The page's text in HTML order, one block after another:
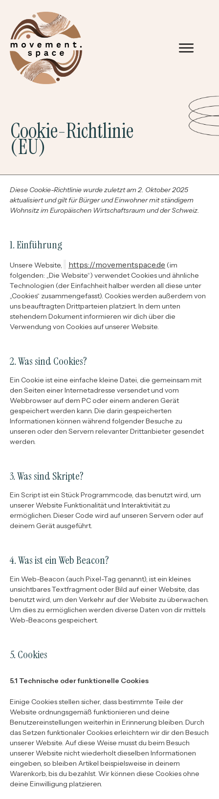
Cookie-Richtlinie
(EU)
Diese Cookie-Richtlinie wurde zuletzt am 2. Oktober 2025
aktualisiert und gilt für Bürger und Einwohner mit ständigem
Wohnsitz im Europäischen Wirtschaftsraum und der Schweiz.
1. Einführung
Unsere Website, https://movementspace.de (im
folgenden: „Die Website“) verwendet Cookies und ähnliche
Technologien (der Einfachheit halber werden all diese unter
„Cookies“ zusammengefasst). Cookies werden außerdem von
uns beauftragten Drittparteien platziert. In dem unten
stehendem Dokument informieren wir dich über die
Verwendung von Cookies auf unserer Website.
2. Was sind Cookies?
Ein Cookie ist eine einfache kleine Datei, die gemeinsam mit
den Seiten einer Internetadresse versendet und vom
Webbrowser auf dem PC oder einem anderen Gerät
gespeichert werden kann. Die darin gespeicherten
Informationen können während folgender Besuche zu
unseren oder den Servern relevanter Drittanbieter gesendet
werden.
3. Was sind Skripte?
Ein Script ist ein Stück Programmcode, das benutzt wird, um
unserer Website Funktionalität und Interaktivität zu
ermöglichen. Dieser Code wird auf unseren Servern oder auf
deinem Gerät ausgeführt.
4. Was ist ein Web Beacon?
Ein Web-Beacon (auch Pixel-Tag genannt), ist ein kleines
unsichtbares Textfragment oder Bild auf einer Website, das
benutzt wird, um den Verkehr auf der Website zu überwachen.
Um dies zu ermöglichen werden diverse Daten von dir mittels
Web-Beacons gespeichert.
5. Cookies
5.1 Technische oder funktionelle Cookies
Einige Cookies stellen sicher, dass bestimmte Teile der
Website ordnungsgemäß funktionieren und deine
Benutzereinstellungen weiterhin in Erinnerung bleiben. Durch
das Setzen funktionaler Cookies erleichtern wir dir den Besuch
unserer Website. Auf diese Weise musst du beim Besuch
unserer Website nicht wiederholt dieselben Informationen
eingeben, so bleiben Artikel beispielsweise in deinem
Warenkorb, bis du bezahlst. Wir können diese Cookies ohne
deine Einwilligung platzieren.